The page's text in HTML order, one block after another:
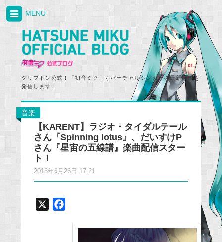
クリプトン公式！「初音ミク」らバーチャルシンガーの最新情報を
発信します！
MENU
音楽
【KARENT】ラジオ・タイダルテール
さん『Spinning lotus』、だいすけP
さん『星宙の五線譜』楽曲配信スター
ト！
2013年6月26日 17:21